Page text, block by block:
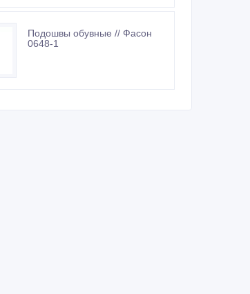
Подошвы обувные // Фасон
0648-1